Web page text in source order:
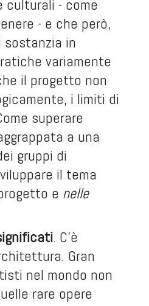
culturali - come
- e che però,
sostanzia in
variamente
il progetto non
i limiti di
superare
a una
gruppi di
il tema
e nelle
. C’è
Gran
nel mondo non
rare opere